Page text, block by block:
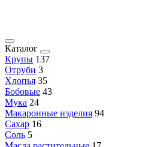
Каталог
Крупы 137
Отруби 3
Хлопья 35
Бобовые 43
Мука 24
Макаронные изделия 94
Сахар 16
Соль 5